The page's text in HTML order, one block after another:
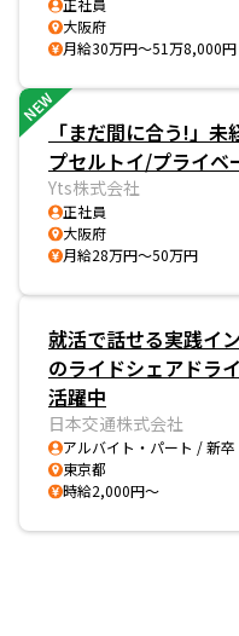
正社員
大阪府
月給30万円～51万8,000円
NEW
「まだ間に合う!」
プセルトイ/プライベ
Yts株式会社
正社員
大阪府
月給28万円～50万円
就活で話せる実践イ
のライドシェアドラ
活躍中
日本交通株式会社
アルバイト・パート / 新卒
東京都
時給2,000円～